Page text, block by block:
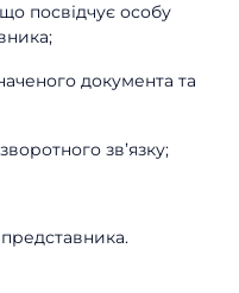
посвідчує особу
документа та
зв’язку;